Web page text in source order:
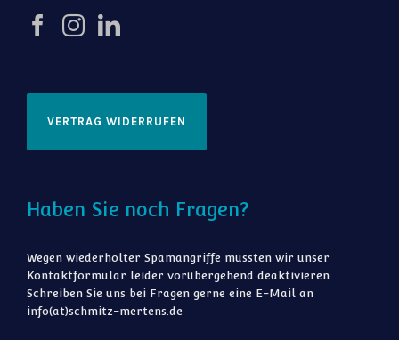
VERTRAG WIDERRUFEN
Haben Sie noch Fragen?
Wegen wiederholter Spamangriffe mussten wir unser
Kontaktformular leider vorübergehend deaktivieren.
Schreiben Sie uns bei Fragen gerne eine E-Mail an
info(at)schmitz-mertens.de